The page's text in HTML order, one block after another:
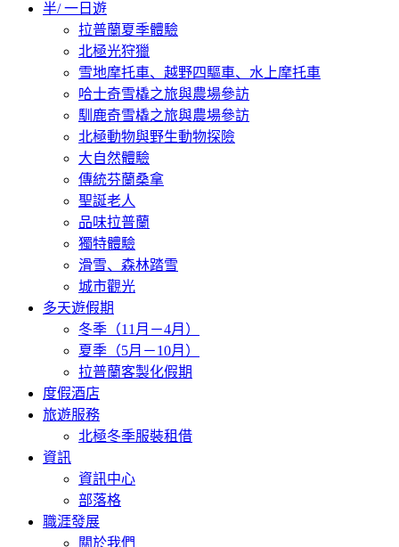
半/ 一日遊
拉普蘭夏季體驗
北極光狩獵
雪地摩托車、越野四驅車、水上摩托車
哈士奇雪橇之旅與農場參訪
馴鹿奇雪橇之旅與農場參訪
北極動物與野生動物探險
大自然體驗
傳統芬蘭桑拿
聖誕老人
品味拉普蘭
獨特體驗
滑雪、森林踏雪
城市觀光
多天遊假期
冬季（11月－4月）
夏季（5月－10月）
拉普蘭客製化假期
度假酒店
旅遊服務
北極冬季服裝租借
資訊
資訊中心
部落格
職涯發展
關於我們